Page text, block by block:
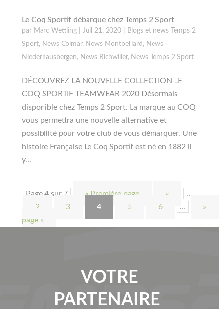
Le Coq Sportif débarque chez Temps 2 Sport
par Marc Wettling| Juil 21, 2020|
Blogs et news Temps 2
Sport, News Colmar, News Montbelliard , News
Niederhausbergen, News Richwiller, News Temps 2 Sport
DÉCOUVREZ LA NOUVELLE COLLECTION LE
COQ SPORTIF TEAMWEAR 2020 Désormais
disponible chez Temps 2 Sport. La marque au COQ
vous permettra une nouvelle alternative et
possibilité pour votre club de vous démarquer. Une
histoire Française Le Coq Sportif est né en 1882 il
y...
Page 4 sur 7 « Première page «
…
2
3 4 5 6 …
»
page »
VOTRE
PARTENAIRE